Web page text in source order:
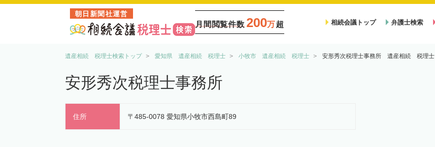
朝日新聞社運営
月間閲覧件数 200万超 相続会議トップ 弁護士検索
遺産相続 税理士検索トップ 愛知県 遺産相続 税理士 小牧市 遺産相続 税理士 安形秀次税理士事務所 遺産相続 税理士
安形秀次税理士事務所
住所 〒485-0078 愛知県小牧市西島町89